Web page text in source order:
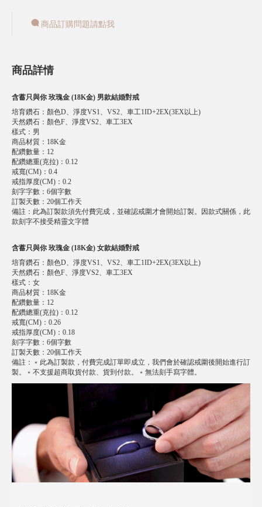
商品訂購問題請點我
商品詳情
含蓄只與你 玫瑰金 (18K金) 男款結婚對戒
培育鑽石 ： 顏色D、淨度VS1、VS2、車工1ID+2EX(3EX以上)
天然鑽石 ： 顏色F、淨度VS2、車工3EX
樣式 ： 男
商品材質 ： 18K金
配鑽數量 ： 12
配鑽總重(克拉) ： 0.12
戒寬(CM) ： 0.4
戒指厚度(CM) ： 0.2
刻字字數 ： 6個字數
訂製天數 ： 20個工作天
備註 ： 此為訂製款須先付費完成，並確認戒圍才會開始訂製。因款式關係，此
款刻字不接受精靈文字體
含蓄只與你 玫瑰金 (18K金) 女款結婚對戒
培育鑽石 ： 顏色D、淨度VS1、VS2、車工1ID+2EX(3EX以上)
天然鑽石 ： 顏色F、淨度VS2、車工3EX
樣式 ： 女
商品材質 ： 18K金
配鑽數量 ： 12
配鑽總重(克拉) ： 0.12
戒寬(CM) ： 0.26
戒指厚度(CM) ： 0.18
刻字字數 ： 6個字數
訂製天數 ： 20個工作天
備註 ： ﹡此為訂製款，付費完成訂單即成立，我們會於確認戒圍後開始進行訂
製。﹡不支援超商取貨付款、貨到付款。﹡無法刻手寫字體。